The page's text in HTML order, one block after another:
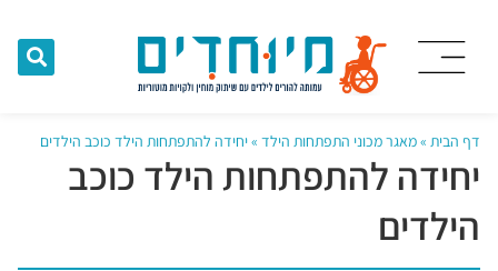
דף הבית »מאגר מכוני התפתחות הילד »יחידה להתפתחות הילד כוכב הילדים
יחידה להתפתחות הילד כוכב
הילדים